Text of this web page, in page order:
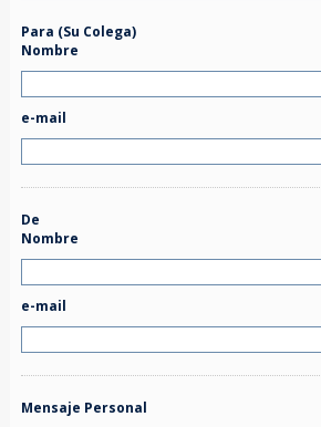
Para (Su Colega)
Nombre
e-mail
De
Nombre
e-mail
Mensaje Personal